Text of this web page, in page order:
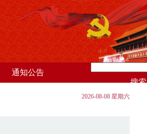
通知公告
搜索
2026-08-08 星期六